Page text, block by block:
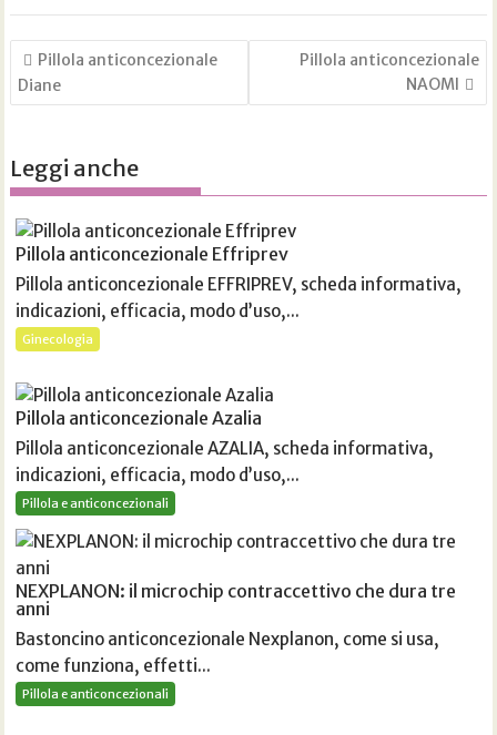
Navigazione
articoli
Pillola anticoncezionale
Diane
Pillola anticoncezionale
NAOMI
Leggi anche
Pillola anticoncezionale Effriprev
Pillola anticoncezionale EFFRIPREV, scheda informativa,
indicazioni, efficacia, modo d’uso,...
Ginecologia
Pillola anticoncezionale Azalia
Pillola anticoncezionale AZALIA, scheda informativa,
indicazioni, efficacia, modo d’uso,...
Pillola e anticoncezionali
NEXPLANON: il microchip contraccettivo che dura tre
anni
Bastoncino anticoncezionale Nexplanon, come si usa,
come funziona, effetti...
Pillola e anticoncezionali